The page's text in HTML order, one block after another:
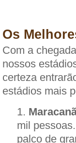
Os
Com a
nossos
certeza
estádios mais
mil
palco de